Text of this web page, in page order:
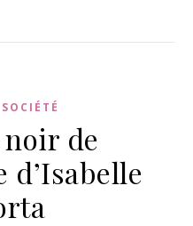
SOCIÉTÉ
de
d’Isabelle